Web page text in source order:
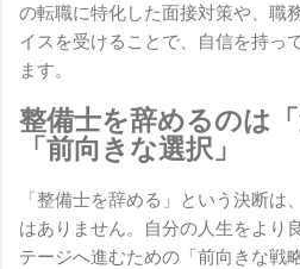
の転職に特化した面接対策や、職
イスを受けることで、自信を持っ
ます。
整備士を辞めるのは
「前向きな選択」
「整備士を辞める」という決断は
はありません。自分の人生をより
テージへ進むための「前向きな戦